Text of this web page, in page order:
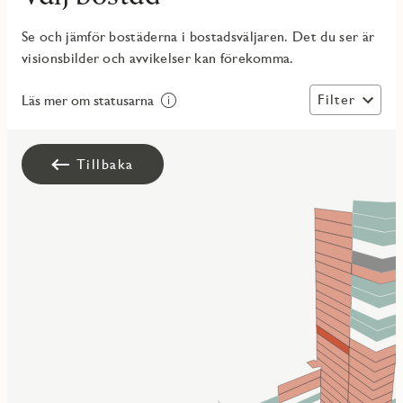
Se och jämför bostäderna i bostadsväljaren. Det du ser är
visionsbilder och avvikelser kan förekomma.
Läs mer om statusarna Filter
Tillbaka